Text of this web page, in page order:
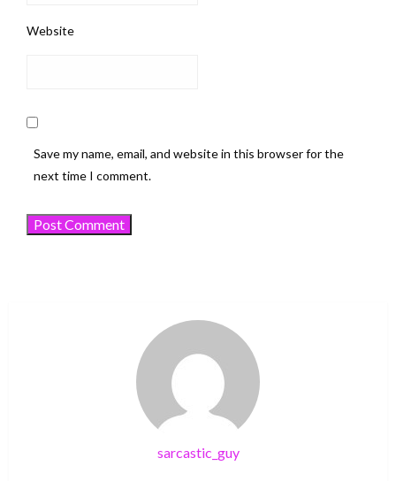
Website
Save my name, email, and website in this browser for the
next time I comment.
sarcastic_guy